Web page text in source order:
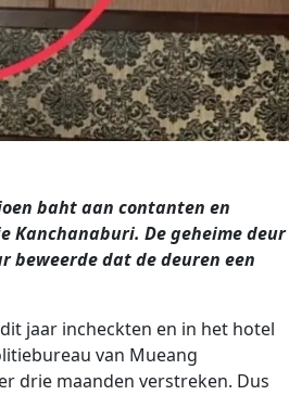
baht aan contanten en
Kanchanaburi. De geheime deur
beweerde dat de deuren een
jaar incheckten en in het hotel
van Mueang
drie maanden verstreken. Dus